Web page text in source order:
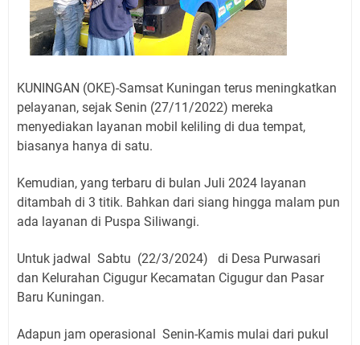
Agenda Kegiatan Bupati Kuningan Jumat 7 Agustus
2026 Ada Tiga, Tapi yang Bakal Dihadiri Hanya Satu
Ini Empat Lokasi Samsat Keliling Kuningan Jumat 7
KUNINGAN (OKE)-Samsat Kuningan terus meningkatkan
pelayanan, sejak Senin (27/11/2022) mereka
menyediakan layanan mobil keliling di dua tempat,
biasanya hanya di satu.
Kemudian, yang terbaru di bulan Juli 2024 layanan
ditambah di 3 titik. Bahkan dari siang hingga malam pun
ada layanan di Puspa Siliwangi.
Untuk jadwal Sabtu (22/3/2024) di Desa Purwasari
dan Kelurahan Cigugur Kecamatan Cigugur dan Pasar
Baru Kuningan.
Adapun jam operasional Senin-Kamis mulai dari pukul